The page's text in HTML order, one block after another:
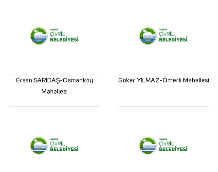
Ersan SARIDAŞ-Osmanköy
Mahallesi
Göker YILMAZ-Ömerli Mahallesi